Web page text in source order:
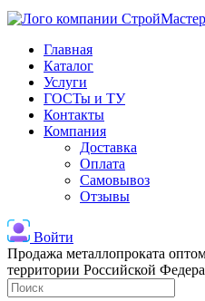
Главная
Каталог
Услуги
ГОСТы и ТУ
Контакты
Компания
Доставка
Оплата
Самовывоз
Отзывы
Войти
Продажа металлопроката
территории Российской